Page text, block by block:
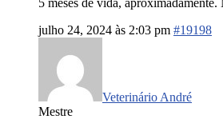
5 meses de vida,
julho 24, 2024 às 2:03 pm #19198
Veterinário André
Mestre